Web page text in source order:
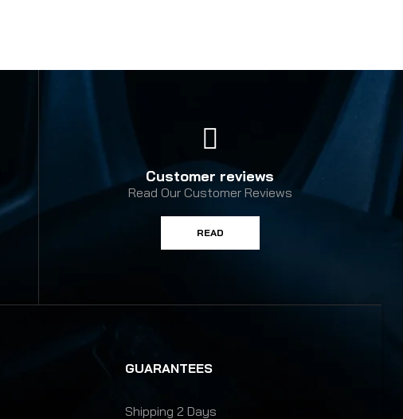
Customer reviews
Read Our Customer Reviews
READ
GUARANTEES
Shipping 2 Days